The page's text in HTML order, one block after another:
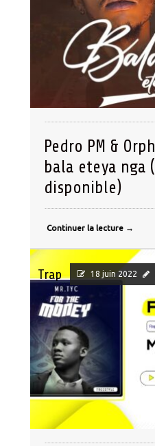
Pedro PM &
bala eteya nga
disponible)
Continuer la lecture →
Trap 18 juin 2022